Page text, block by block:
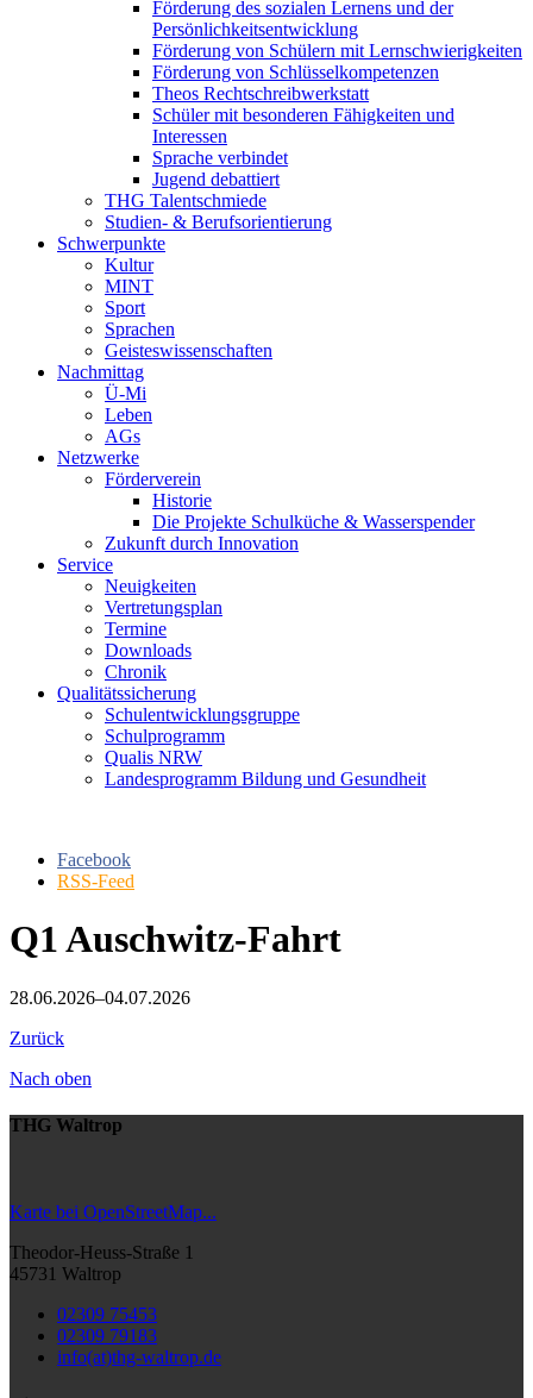
Förderung des sozialen Lernens und der
Persönlichkeitsentwicklung
Förderung von Schülern mit Lernschwierigkeiten
Förderung von Schlüsselkompetenzen
Theos Rechtschreibwerkstatt
Schüler mit besonderen Fähigkeiten und
Interessen
Sprache verbindet
Jugend debattiert
THG Talentschmiede
Studien- & Berufsorientierung
Schwerpunkte
Kultur
MINT
Sport
Sprachen
Geisteswissenschaften
Nachmittag
Ü-Mi
Leben
AGs
Netzwerke
Förderverein
Historie
Die Projekte Schulküche & Wasserspender
Zukunft durch Innovation
Service
Neuigkeiten
Vertretungsplan
Termine
Downloads
Chronik
Qualitätssicherung
Schulentwicklungsgruppe
Schulprogramm
Qualis NRW
Landesprogramm Bildung und Gesundheit
Facebook
RSS-Feed
Q1 Auschwitz-Fahrt
28.06.2026–04.07.2026
Zurück
Nach oben
THG Waltrop
Karte bei OpenStreetMap...
Theodor-Heuss-Straße 1
45731 Waltrop
02309 75453
02309 79183
info(at)thg-waltrop.de